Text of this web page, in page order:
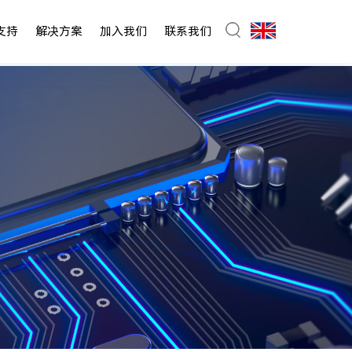
持 解决方案 加入我们 联系我们